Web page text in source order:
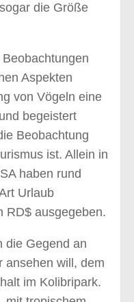
die Größe
Aspekten
von Vögeln eine
begeistert
Beobachtung
ist. Allein in
haben rund
Urlaub
RD$ ausgegeben.
die Gegend an
ansehen will, dem
im Kolibripark.